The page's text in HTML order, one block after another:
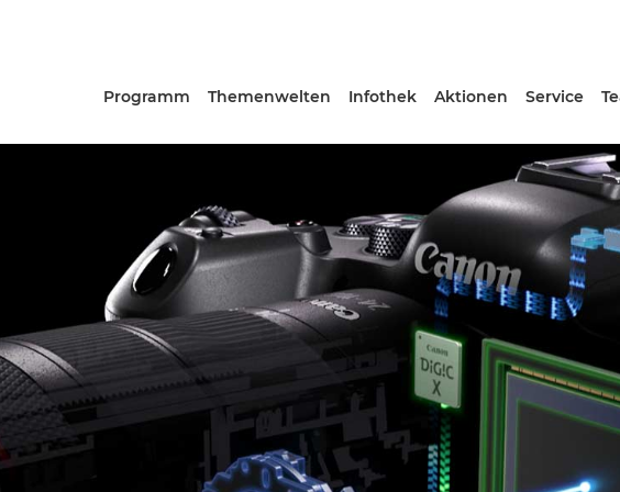
Programm Themenwelten Infothek Aktionen Service